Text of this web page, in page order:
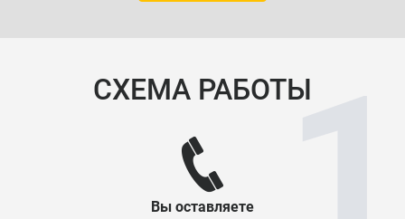
СХЕМА РАБОТЫ
Вы оставляете